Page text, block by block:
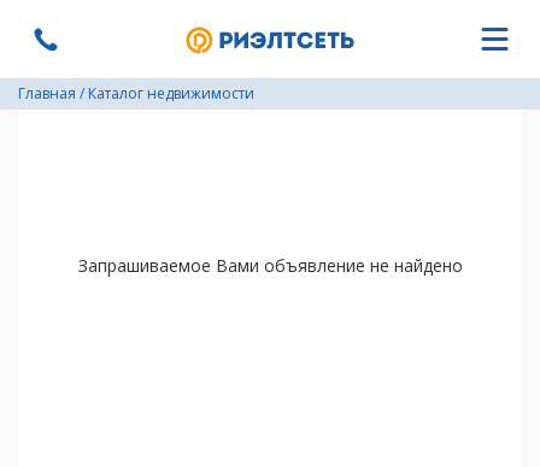
Главная / Каталог недвижимости
Запрашиваемое Вами объявление не найдено